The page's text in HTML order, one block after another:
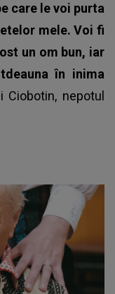
care le voi purta
mele. Voi fi
un om bun, iar
în inima
Ciobotin, nepotul